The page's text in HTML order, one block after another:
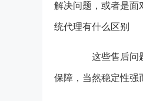
解决问题，或者是面
统代理有什么区别
这些售后问题
保障，当然稳定性强